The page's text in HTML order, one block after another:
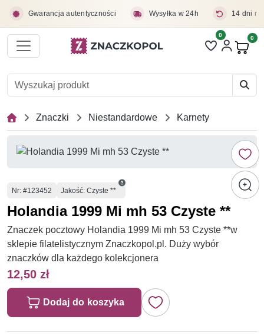
Gwarancja autentyczności Wysyłka w 24h 14 dni
Liczba pozycji
0 0
Znaczki Niestandardowe Karnety
Numer
Nr: #123452 Jakość: Czyste **
Holandia 1999 Mi mh 53 Czyste **
Znaczek pocztowy Holandia 1999 Mi mh 53 Czyste **w
sklepie filatelistycznym Znaczkopol.pl. Duży wybór
znaczków dla każdego kolekcjonera
12,50 zł
Dodaj do koszyka